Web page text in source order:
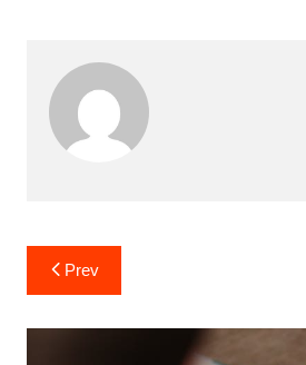
Post
navigation
Prev